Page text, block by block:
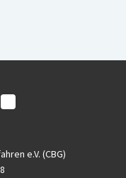
e.V. (CBG)